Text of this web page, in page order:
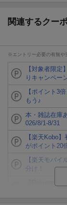
関連するクー
※エントリー必要の有無や
【対象者限
りキャンペー
【ポイント3
もう♪
本・雑誌在庫
026/8/1-8/31
【楽天Kobo
がポイント20
【楽天モバ
分け！